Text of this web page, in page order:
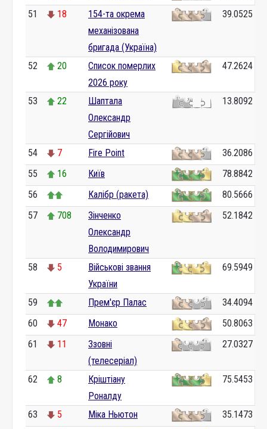
51
18
154-та окрема
механізована
бригада (Україна)
39.0525
52 20
Список померлих
2026 року
47.2624
53 22
Шаптала
Олександр
Сергійович
13.8092
54 7 Fire Point
36.2086
55
16 Київ
78.8842
56
Калібр (ракета)
80.5666
57
708
Зінченко
Олександр
Володимирович
52.1842
58 5
Військові звання
України
69.5949
59 Прем'єр Палас
34.4094
60
47 Монако
50.8063
61
11
Ззовні
(телесеріал)
27.0327
62 8
Кріштіану
Роналду
75.5453
63 5 Міка Ньютон
35.1473